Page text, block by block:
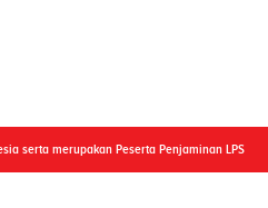
serta merupakan Peserta Penjaminan LPS